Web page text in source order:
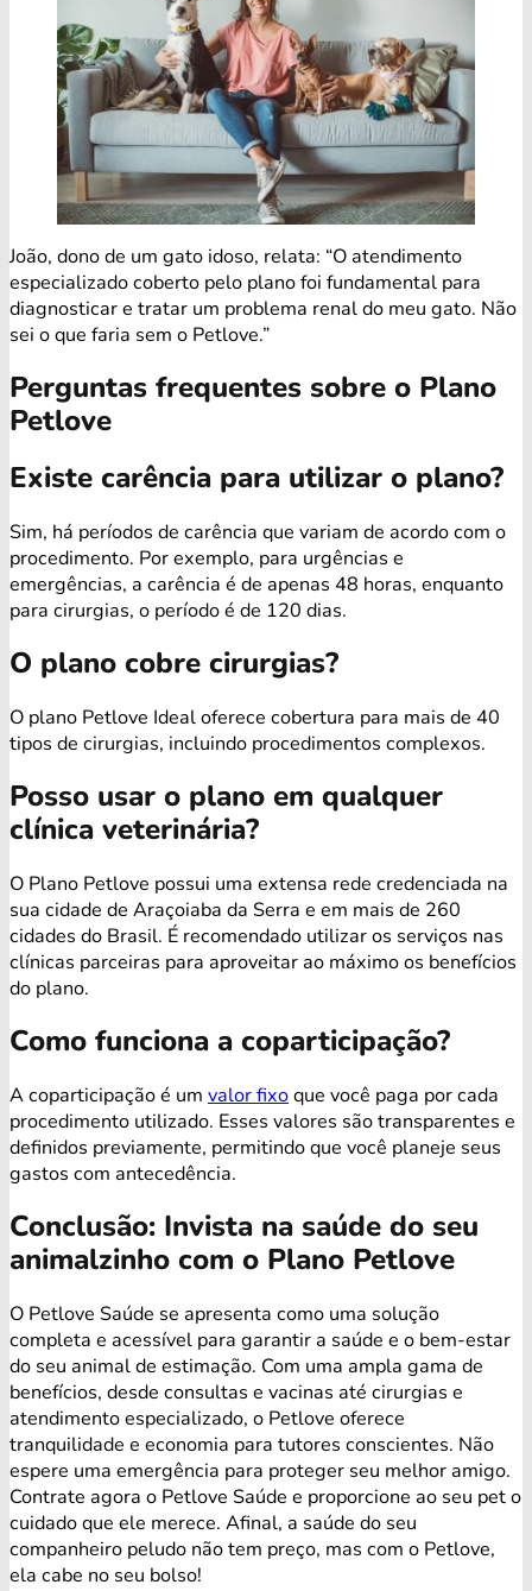
João, dono de um gato idoso, relata: “O atendimento
especializado coberto pelo plano foi fundamental para
diagnosticar e tratar um problema renal do meu gato. Não
sei o que faria sem o Petlove.”
Perguntas frequentes sobre o Plano
Petlove
Existe carência para utilizar o plano?
Sim, há períodos de carência que variam de acordo com o
procedimento. Por exemplo, para urgências e
emergências, a carência é de apenas 48 horas, enquanto
para cirurgias, o período é de 120 dias.
O plano cobre cirurgias?
O plano Petlove Ideal oferece cobertura para mais de 40
tipos de cirurgias, incluindo procedimentos complexos.
Posso usar o plano em qualquer
clínica veterinária?
O Plano Petlove possui uma extensa rede credenciada na
sua cidade de Araçoiaba da Serra e em mais de 260
cidades do Brasil. É recomendado utilizar os serviços nas
clínicas parceiras para aproveitar ao máximo os benefícios
do plano.
Como funciona a coparticipação?
A coparticipação é um valor fixoque você paga por cada
procedimento utilizado. Esses valores são transparentes e
definidos previamente, permitindo que você planeje seus
gastos com antecedência.
Conclusão: Invista na saúde do seu
animalzinho com o Plano Petlove
O Petlove Saúde se apresenta como uma solução
completa e acessível para garantir a saúde e o bem-estar
do seu animal de estimação. Com uma ampla gama de
benefícios, desde consultas e vacinas até cirurgias e
atendimento especializado, o Petlove oferece
tranquilidade e economia para tutores conscientes. Não
espere uma emergência para proteger seu melhor amigo.
Contrate agora o Petlove Saúde e proporcione ao seu pet o
cuidado que ele merece. Afinal, a saúde do seu
companheiro peludo não tem preço, mas com o Petlove,
ela cabe no seu bolso!